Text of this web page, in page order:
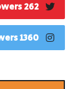
262 Followers
1360 Followers